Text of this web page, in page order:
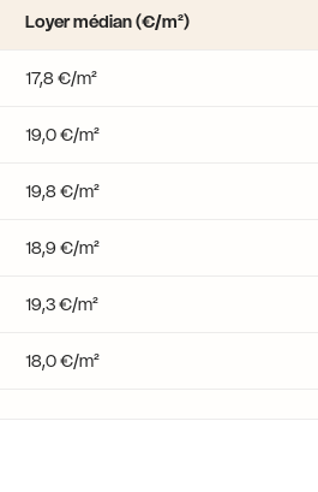
Loyer médian (€/m²)
17,8 €/m²
19,0 €/m²
19,8 €/m²
18,9 €/m²
19,3 €/m²
18,0 €/m²